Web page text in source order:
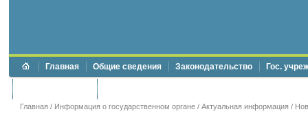
Главная Общие сведения Законодательство Гос.
Главная / Информация о государственном органе / Актуальная информация /